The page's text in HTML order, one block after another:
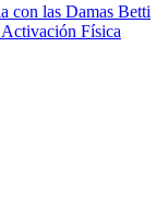
con las Damas Betti
Física
a las